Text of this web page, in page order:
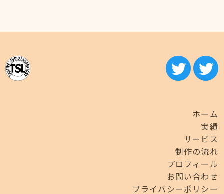
ホーム
実績
サービス
制作の流れ
プロフィール
お問い合わせ
プライバシーポリシー